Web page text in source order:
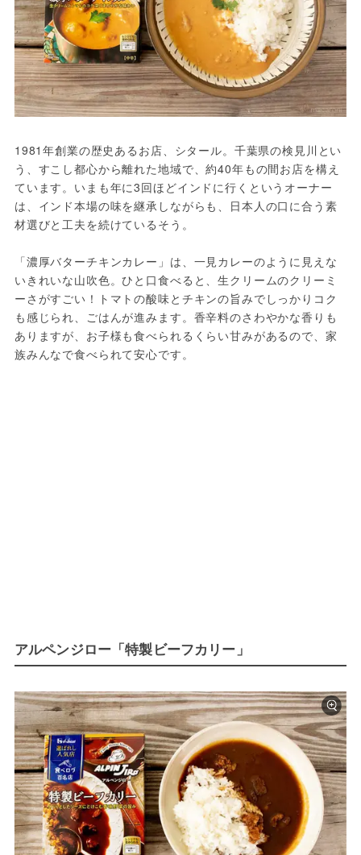
1981年創業の歴史あるお店、シタール。千葉県の検見川とい
う、すこし都心から離れた地域で、約40年もの間お店を構え
ています。いまも年に3回ほどインドに行くというオーナー
は、インド本場の味を継承しながらも、日本人の口に合う素
材選びと工夫を続けているそう。
「濃厚バターチキンカレー」は、一見カレーのように見えな
いきれいな山吹色。ひと口食べると、生クリームのクリーミ
ーさがすごい！トマトの酸味とチキンの旨みでしっかりコク
も感じられ、ごはんが進みます。香辛料のさわやかな香りも
ありますが、お子様も食べられるくらい甘みがあるので、家
族みんなで食べられて安心です。
アルペンジロー「特製ビーフカリー」